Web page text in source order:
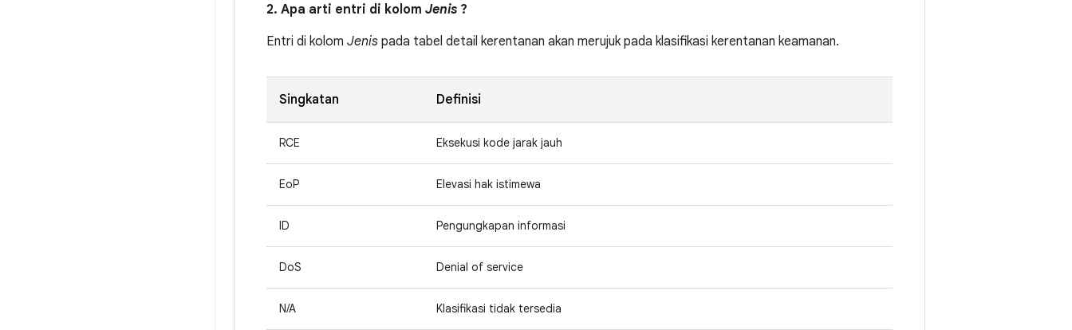
2. Apa arti entri di kolom Jenis ?
Entri di kolom Jenis pada tabel detail kerentanan akan merujuk pada klasifikasi kerentanan keamanan.
Singkatan Definisi
RCE Eksekusi kode jarak jauh
EoP Elevasi hak istimewa
ID Pengungkapan informasi
DoS Denial of service
N/A Klasifikasi tidak tersedia